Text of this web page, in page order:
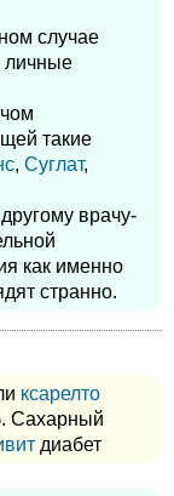
случае
личные
такие
, Суглат,
врачу-
как именно
странно.
ксарелто
Сахарный
диабет